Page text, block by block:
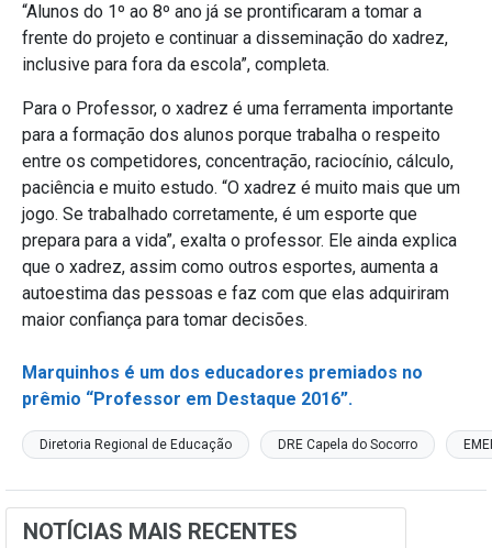
“Alunos do 1º ao 8º ano já se prontificaram a tomar a
frente do projeto e continuar a disseminação do xadrez,
inclusive para fora da escola”, completa.
Para o Professor, o xadrez é uma ferramenta importante
para a formação dos alunos porque trabalha o respeito
entre os competidores, concentração, raciocínio, cálculo,
paciência e muito estudo. “O xadrez é muito mais que um
jogo. Se trabalhado corretamente, é um esporte que
prepara para a vida”, exalta o professor. Ele ainda explica
que o xadrez, assim como outros esportes, aumenta a
autoestima das pessoas e faz com que elas adquiriram
maior confiança para tomar decisões.
Marquinhos é um dos educadores premiados no
prêmio “Professor em Destaque 2016”.
Diretoria Regional de Educação DRE Capela do Socorro
NOTÍCIAS MAIS RECENTES